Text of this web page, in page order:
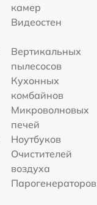
камер
Видеостен
Вертикальных
пылесосов
Кухонных
комбайнов
Микроволновых
печей
Ноутбуков
Очистителей
воздуха
Парогенераторов